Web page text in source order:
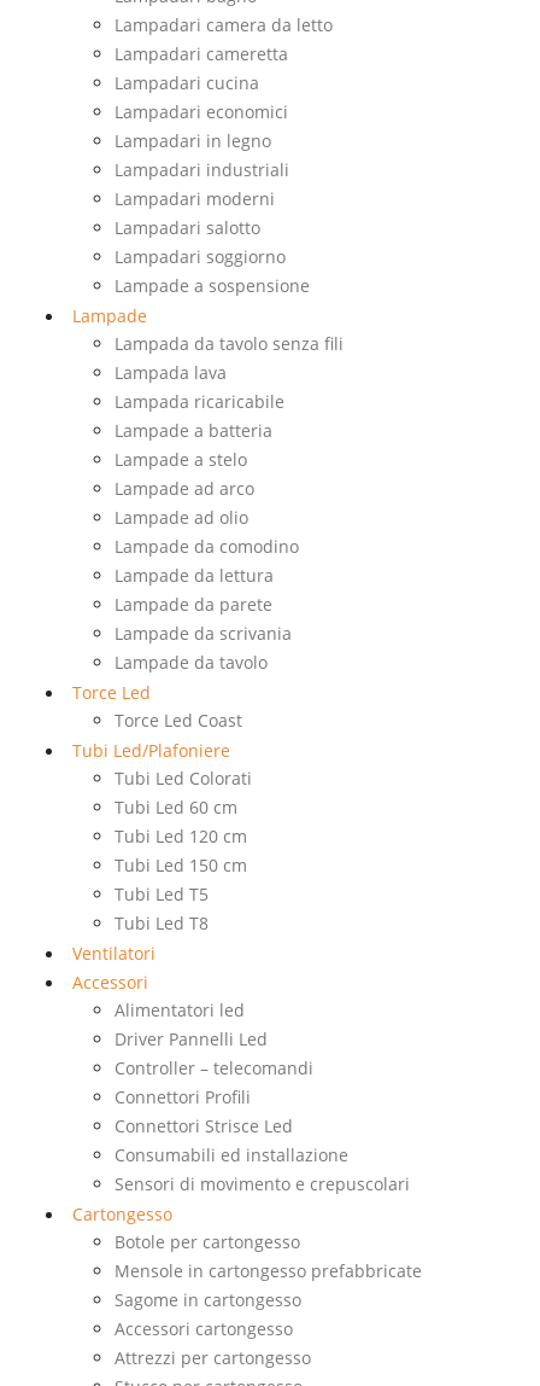
Lampadari camera da letto
Lampadari cameretta
Lampadari cucina
Lampadari economici
Lampadari in legno
Lampadari industriali
Lampadari moderni
Lampadari salotto
Lampadari soggiorno
Lampade a sospensione
Lampade
Lampada da tavolo senza fili
Lampada lava
Lampada ricaricabile
Lampade a batteria
Lampade a stelo
Lampade ad arco
Lampade ad olio
Lampade da comodino
Lampade da lettura
Lampade da parete
Lampade da scrivania
Lampade da tavolo
Torce Led
Torce Led Coast
Tubi Led/Plafoniere
Tubi Led Colorati
Tubi Led 60 cm
Tubi Led 120 cm
Tubi Led 150 cm
Tubi Led T5
Tubi Led T8
Ventilatori
Accessori
Alimentatori led
Driver Pannelli Led
Controller – telecomandi
Connettori Profili
Connettori Strisce Led
Consumabili ed installazione
Sensori di movimento e crepuscolari
Cartongesso
Botole per cartongesso
Mensole in cartongesso prefabbricate
Sagome in cartongesso
Accessori cartongesso
Attrezzi per cartongesso